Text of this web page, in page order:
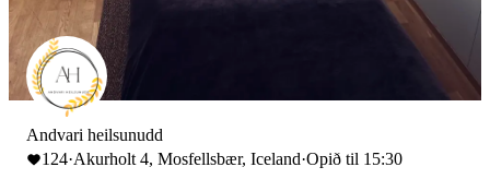
Andvari heilsunudd
124·Akurholt 4, Mosfellsbær, Iceland·Opið til 15:30